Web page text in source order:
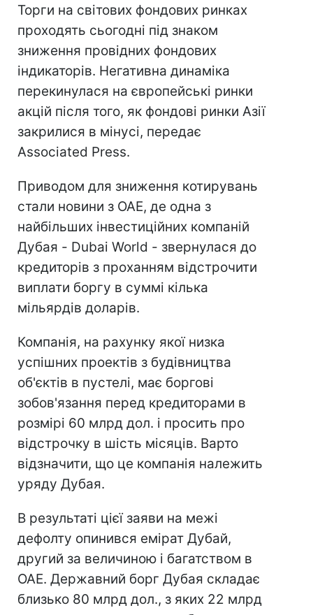
Торги на світових фондових ринках
проходять сьогодні під знаком
зниження провідних фондових
індикаторів. Негативна динаміка
перекинулася на європейські ринки
акцій після того, як фондові ринки Азії
закрилися в мінусі, передає
Associated Press.
Приводом для зниження котирувань
стали новини з ОАЕ, де одна з
найбільших інвестиційних компаній
Дубая - Dubai World - звернулася до
кредиторів з проханням відстрочити
виплати боргу в суммі кілька
мільярдів доларів.
Компанія, на рахунку якої низка
успішних проектів з будівництва
об'єктів в пустелі, має боргові
зобов'язання перед кредиторами в
розмірі 60 млрд дол. і просить про
відстрочку в шість місяців. Варто
відзначити, що це компанія належить
уряду Дубая.
В результаті цієї заяви на межі
дефолту опинився емірат Дубай,
другий за величиною і багатством в
ОАЕ. Державний борг Дубая складає
близько 80 млрд дол., з яких 22 млрд